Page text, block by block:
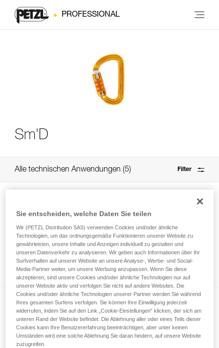
PROFESSIONAL
Sm'D
Alle technischen Anwendungen 5 Filter
Wichtige Informationen zum Thema
Karabiner
Sie entscheiden, welche Daten Sie teilen
Wir (PETZL Distribution SAS) verwenden Cookies und/oder ähnliche
Technologien, um das ordnungsgemäße Funktionieren unserer Website zu
gewährleisten, unsere Inhalte und Anzeigen individuell zu gestalten und
unseren Datenverkehr zu analysieren. Wir geben auch Informationen über Ihr
Surfverhalten auf unserer Website an unsere Analyse-, Werbe- und Social-
Media-Partner weiter, um unsere Werbung anzupassen. Wenn Sie diese
akzeptieren, sind unsere Cookies und/oder ähnliche Technologien nur auf
unserer Website aktiv und verfolgen Sie nicht auf andere Websites. Die
Cookies und/oder ähnliche Technologien unserer Partner werden Sie während
Ihres gesamten Surfens verfolgen. Sie können Ihre Einwilligung jederzeit
widerrufen, indem Sie auf den Link „Cookie-Einstellungen“ klicken, der sich am
unteren Rand der Website befindet. Die Ablehnung aller oder eines Teils dieser
Cookies kann Ihre Benutzererfahrung beeinträchtigen, aber unter keinen
Umständen wird eine solche Ablehnung Sie daran hindern, auf unsere Website
zuzugreifen.